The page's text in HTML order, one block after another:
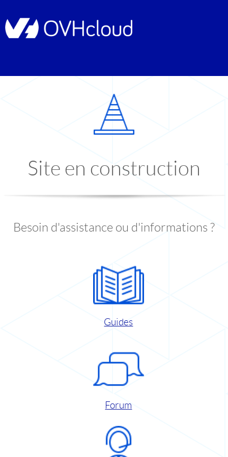
Site en construction
Besoin d'assistance ou d'informations ?
Guides
Forum